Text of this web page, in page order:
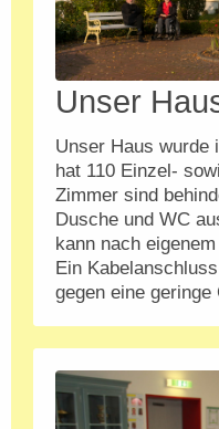
Unser
Unser Haus wurde
hat 110 Einzel-
Zimmer sind
Dusche und WC
kann nach
Ein
gegen eine geringe